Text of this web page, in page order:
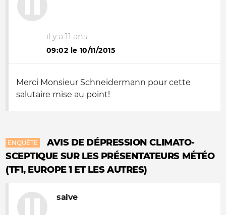
il y a 11 ans
09:02 le 10/11/2015
Merci Monsieur Schneidermann pour cette
salutaire mise au point!
ENQUÊTE
AVIS DE DÉPRESSION CLIMATO-
SCEPTIQUE SUR LES PRÉSENTATEURS MÉTÉO
(TF1, EUROPE 1 ET LES AUTRES)
salve